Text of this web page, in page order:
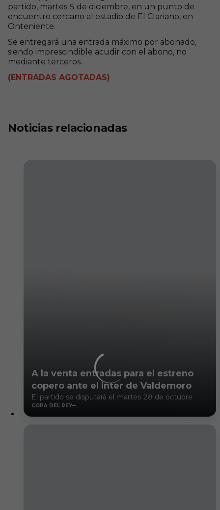
partido, martes 5 de diciembre, en un punto de
encuentro cercano al estadio de El Clariano, en
Onteniente.
Se entregará una entrada máximo por abonado,
siendo imprescindible acudir con el abono, no
mediante terceros.
(ENTRADAS AGOTADAS)
Noticias relacionadas
A la venta entradas para el estreno
copero ante el Inter de Valdemoro
El partido se disputará el martes 28 de octubre
COPA DEL REY